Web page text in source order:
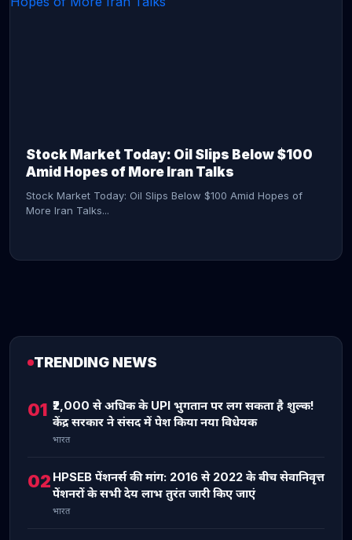
Stock Market Today: Oil Slips Below $100
Amid Hopes of More Iran Talks
Stock Market Today: Oil Slips Below $100 Amid Hopes of
More Iran Talks...
TRENDING NEWS
01 ₹2,000 से अधिक के UPI भुगतान पर लग सकता है शुल्क!
केंद्र सरकार ने संसद में पेश किया नया विधेयक
भारत
02 HPSEB पेंशनर्स की मांग: 2016 से 2022 के बीच सेवानिवृत्त
पेंशनरों के सभी देय लाभ तुरंत जारी किए जाएं
भारत